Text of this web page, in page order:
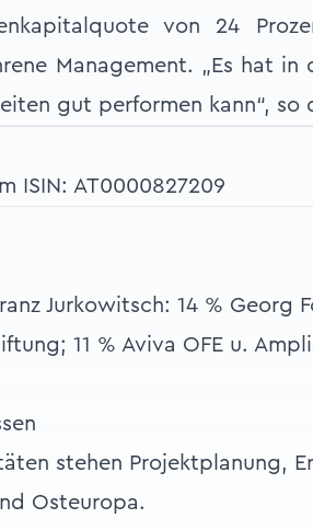
von 24
Management. „Es hat
gut performen kann“, so
ISIN: AT0000827209
Jurkowitsch: 14 % Georg
11 % Aviva OFE u.
stehen Projektplanung,
Osteuropa.